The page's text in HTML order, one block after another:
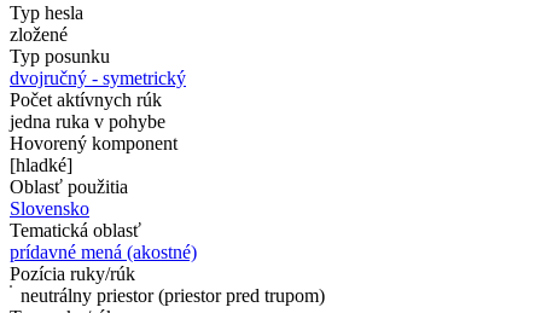
Typ hesla
zložené
Typ posunku
dvojručný - symetrický
Počet aktívnych rúk
jedna ruka v pohybe
Hovorený komponent
[hladké]
Oblasť použitia
Slovensko
Tematická oblasť
prídavné mená (akostné)
Pozícia ruky/rúk
neutrálny priestor (priestor pred trupom)